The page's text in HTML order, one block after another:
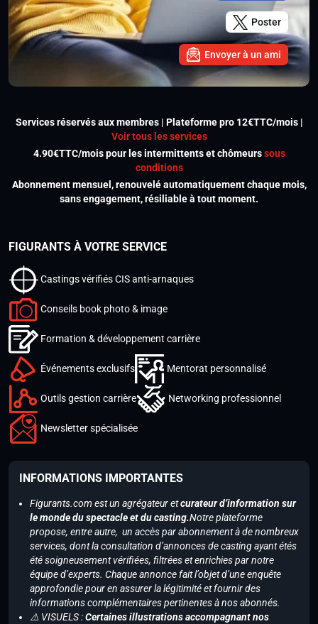
Poster
Envoyer à un ami
Services réservés aux membres | Plateforme pro 12€TTC/mois |
Voir tous les services
4.90€TTC/mois pour les intermittents et chômeurssous
conditions
Abonnement mensuel, renouvelé automatiquement chaque mois,
sans engagement, résiliable à tout moment.
FIGURANTS À VOTRE SERVICE
Castings vérifiés CIS anti-arnaques
Conseils book photo & image
Formation & développement carrière
Événements exclusifs Mentorat personnalisé
Outils gestion carrière Networking professionnel
Newsletter spécialisée
INFORMATIONS IMPORTANTES
Figurants.com est un agrégateur etcurateur d’information sur
le monde du spectacle et du casting.Notre plateforme
propose, entre autre, un accès par abonnement à de nombreux
services, dont la consultation d’annonces de casting ayant étés
été soigneusement vérifiées, filtrées et enrichies par notre
équipe d’experts. Chaque annonce fait l’objet d’une enquête
approfondie pour en assurer la légitimité et fournir des
informations complémentaires pertinentes à nos abonnés.
⚠️ VISUELS :Certaines illustrations accompagnant nos